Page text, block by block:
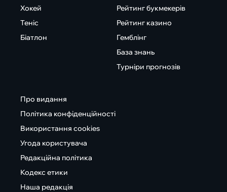
Хокей
Теніс
Біатлон
Рейтинг букмекерів
Рейтинг казино
Гемблінг
База знань
Турніри прогнозів
Про видання
Політика конфіденційності
Використання cookies
Угода користувача
Редакційна політика
Кодекс етики
Наша редакція